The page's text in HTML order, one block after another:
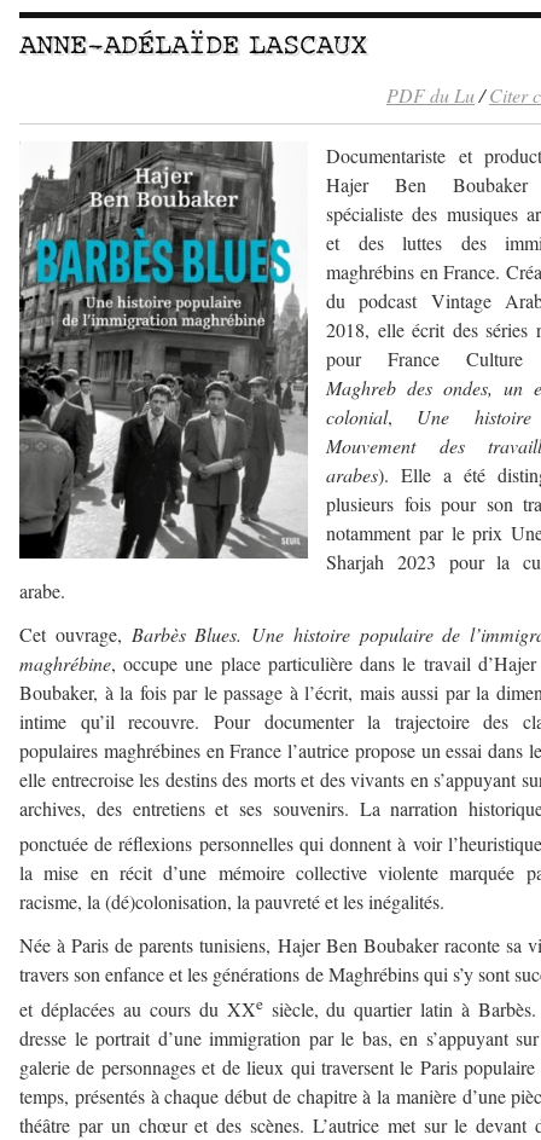
ANNE-ADÉLAÏDE LASCAUX
PDF du Lu/Citer
Documentariste et
Hajer Ben
spécialiste des musiques
et des luttes des
maghrébins en France.
du podcast Vintage
2018, elle écrit des séries
pour France
Maghreb des ondes, un
colonial, Une
Mouvement des
arabes). Elle a été
plusieurs fois pour son
notamment par le prix
Sharjah 2023 pour la
arabe.
Cet ouvrage, Barbès Blues. Une histoire populaire de
maghrébine, occupe une place particulière dans le travail
Boubaker, à la fois par le passage à l’écrit, mais aussi par la
intime qu’il recouvre. Pour documenter la trajectoire des
populaires maghrébines en France l’autrice propose un essai dans
elle entrecroise les destins des morts et des vivants en s’appuyant
archives, des entretiens et ses souvenirs. La narration
ponctuée de réflexions personnelles qui donnent à voir l’heuristique
la mise en récit d’une mémoire collective violente marquée
racisme, la (dé)colonisation, la pauvreté et les inégalités.
Née à Paris de parents tunisiens, Hajer Ben Boubaker raconte sa
travers son enfance et les générations de Maghrébins qui s’y sont
et déplacées au cours du XXesiècle, du quartier latin à
dresse le portrait d’une immigration par le bas, en s’appuyant
galerie de personnages et de lieux qui traversent le Paris
temps, présentés à chaque début de chapitre à la manière d’une
théâtre par un chœur et des scènes. L’autrice met sur le devant